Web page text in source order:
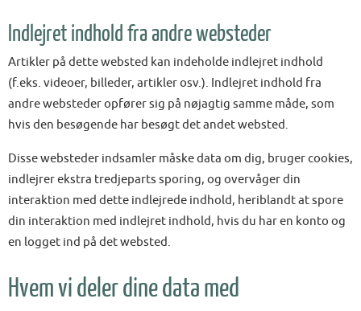
Indlejret indhold fra andre websteder
Artikler på dette websted kan indeholde indlejret indhold
(f.eks. videoer, billeder, artikler osv.). Indlejret indhold fra
andre websteder opfører sig på nøjagtig samme måde, som
hvis den besøgende har besøgt det andet websted.
Disse websteder indsamler måske data om dig, bruger cookies,
indlejrer ekstra tredjeparts sporing, og overvåger din
interaktion med dette indlejrede indhold, heriblandt at spore
din interaktion med indlejret indhold, hvis du har en konto og
en logget ind på det websted.
Hvem vi deler dine data med